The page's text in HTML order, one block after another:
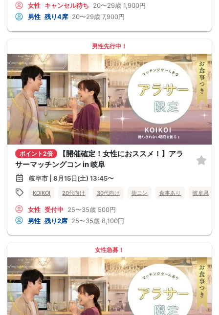
女性 キャンセル待ち 20〜29歳 1,900円
男性 残り4席 20〜29歳 7,900円
男性先行中！
ポイント2倍
【開催確定！女性におススメ！】アラ
サーマッチングコン in 岐阜
岐阜市 | 8月15日(土) 13:45〜
KOIKOI 20代向け 30代向け 街コン 食事あり 岐阜県
女性 受付中 25〜35歳 500円
男性 残り2席 25〜35歳 8,100円
女性急募！